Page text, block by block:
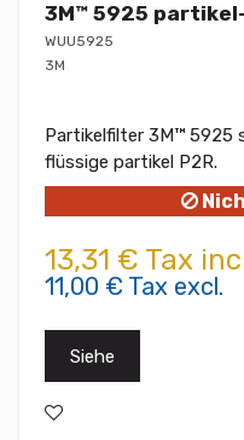
3M™ 5925
WUU5925
3M
Partikelfilter 3M™ 5925
flüssige partikel P2R.
13,31 € Tax
11,00 € Tax excl.
Siehe